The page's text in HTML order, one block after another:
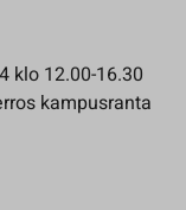
klo 12.00-16.30
kampusranta